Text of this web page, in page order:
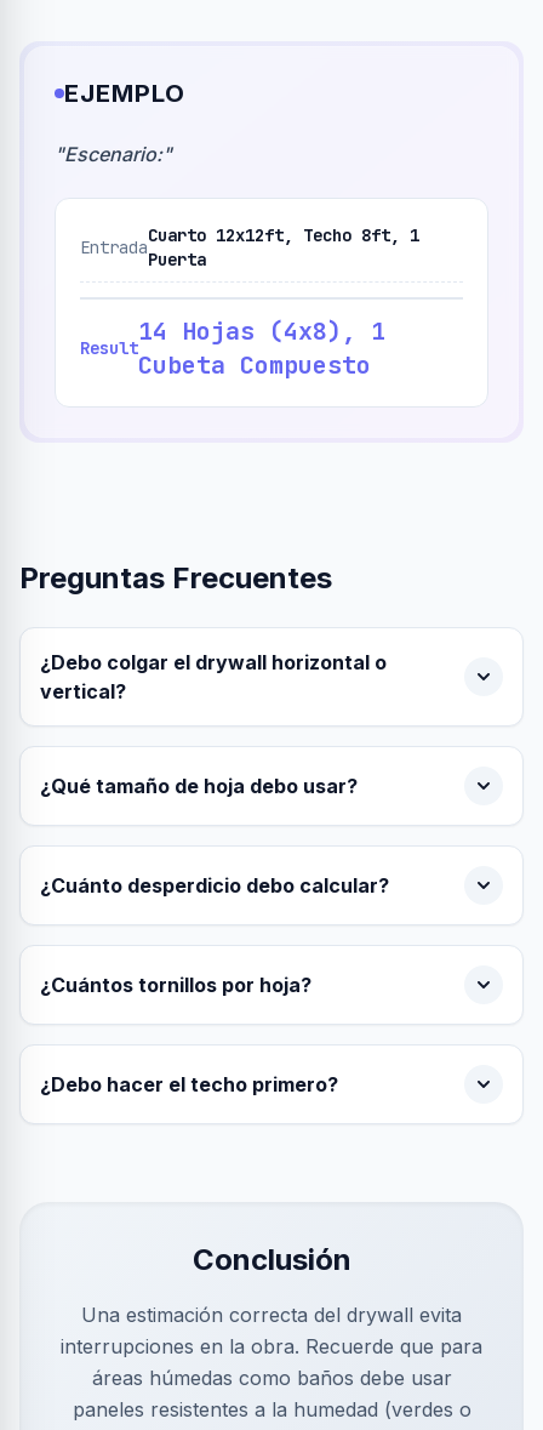
EJEMPLO
"Escenario:"
Entrada
Cuarto 12x12ft, Techo 8ft, 1
Puerta
Result
14 Hojas (4x8), 1
Cubeta Compuesto
Preguntas Frecuentes
¿Debo colgar el drywall horizontal o
vertical?
¿Qué tamaño de hoja debo usar?
¿Cuánto desperdicio debo calcular?
¿Cuántos tornillos por hoja?
¿Debo hacer el techo primero?
Conclusión
Una estimación correcta del drywall evita
interrupciones en la obra. Recuerde que para
áreas húmedas como baños debe usar
paneles resistentes a la humedad (verdes o